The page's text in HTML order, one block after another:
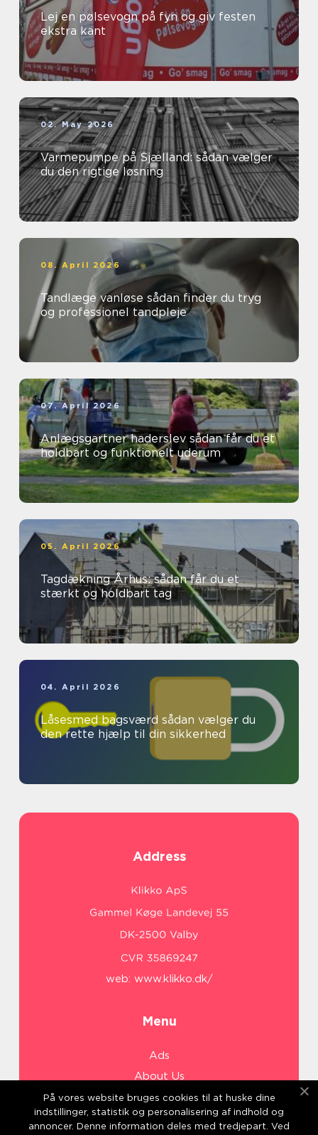
Lej en pølsevogn på fyn og giv festen
ekstra kant
02. May 2026
Varmepumpe på Sjælland: sådan vælger
du den rigtige løsning
08. April 2026
Tandlæge vanløse sådan finder du tryg
og professionel tandpleje
07. April 2026
Anlægsgartner haderslev sådan får du et
holdbart og funktionelt uderum
05. April 2026
Tagdækning Århus: sådan får du et
stærkt og holdbart tag
04. April 2026
Låsesmed bagsværd sådan vælger du
den rette hjælp til din sikkerhed
Address
web: www.klikko.dk/
Menu
Ads
About Us
Cookies
Contact
På vores website bruges cookies til at huske dine
indstillinger, statistik og personalisering af indhold og
annoncer. Denne information deles med tredjepart. Ved